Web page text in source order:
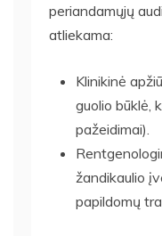
periandamųjų
atliekama:
Klinikinė
guolio būklė,
pažeidimai).
žandikaulio
papildomų